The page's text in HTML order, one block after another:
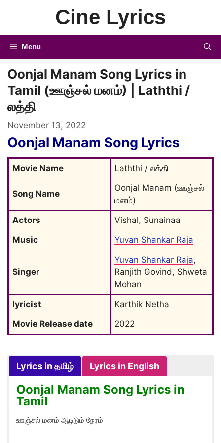
Cine Lyrics
Menu
Oonjal Manam Song Lyrics in
Tamil (ஊஞ்சல் மனம்) | Laththi /
லத்தி
November 13, 2022
Oonjal Manam Song Lyrics
Movie Name Laththi / லத்தி
Song Name
Oonjal Manam (ஊஞ்சல்
மனம்)
Actors
Vishal, Sunainaa
Music
Yuvan Shankar Raja
Singer
Yuvan Shankar Raja,
Ranjith Govind, Shweta
Mohan
lyricist
Karthik Netha
Movie Release date
2022
Lyrics in தமிழ் Lyrics in English
Oonjal Manam Song Lyrics in
Tamil
ஊஞ்சல் மனம் ஆடிடும் நேரம்